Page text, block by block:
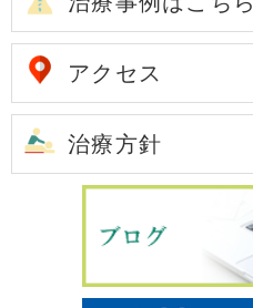
アクセス
治療方針